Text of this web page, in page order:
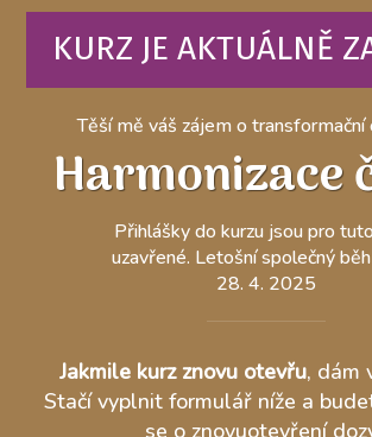
KURZ JE AKTUÁLNĚ
Těší mě váš zájem o transformační
Harmonizace
Přihlášky do kurzu jsou pro
uzavřené. Letošní společný
28. 4. 2025
Jakmile kurz znovu otevřu, dám
Stačí vyplnit formulář níže a
se o znovuotevření